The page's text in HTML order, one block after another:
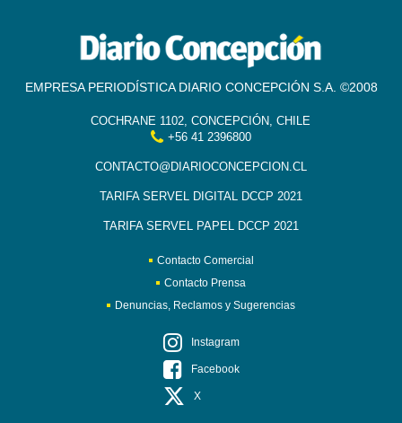
EMPRESA PERIODÍSTICA DIARIO CONCEPCIÓN S.A. ©2008
COCHRANE 1102, CONCEPCIÓN, CHILE
+56 41 2396800
CONTACTO@DIARIOCONCEPCION.CL
TARIFA SERVEL DIGITAL DCCP 2021
TARIFA SERVEL PAPEL DCCP 2021
Contacto Comercial
Contacto Prensa
Denuncias, Reclamos y Sugerencias
Instagram
Facebook
X